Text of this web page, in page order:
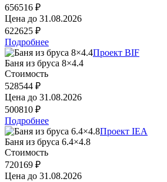
656516 ₽
Цена до 31.08.2026
622625 ₽
Подробнее
Проект BIF
Баня из бруса 8×4.4
Стоимость
528544 ₽
Цена до 31.08.2026
500810 ₽
Подробнее
Проект IEA
Баня из бруса 6.4×4.8
Стоимость
720169 ₽
Цена до 31.08.2026